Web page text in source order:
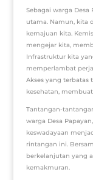
Sebagai warga
utama. Namun, kita
kemajuan kita.
mengejar kita,
Infrastruktur kita
memperlambat
Akses yang
kesehatan,
Tantangan-
warga Desa
keswadayaan
rintangan ini.
berkelanjutan yang
kemakmuran.